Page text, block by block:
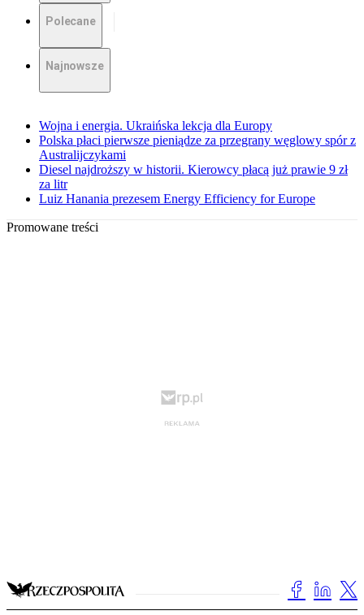
Polecane
Najnowsze
Wojna i energia. Ukraińska lekcja dla Europy
Polska płaci pierwsze pieniądze za przegrany węglowy spór z
Australijczykami
Diesel najdroższy w historii. Kierowcy płacą już prawie 9 zł
za litr
Luiz Hanania prezesem Energy Efficiency for Europe
Promowane treści